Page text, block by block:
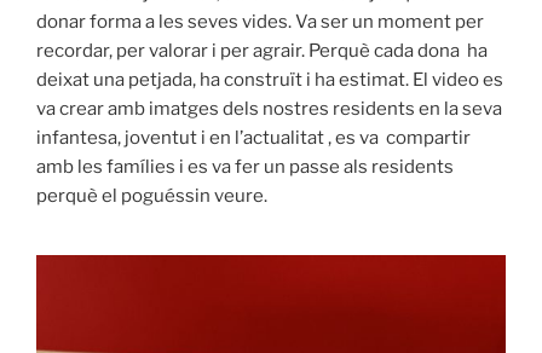
donar forma a les seves vides. Va ser un moment per
recordar, per valorar i per agrair. Perquè cada dona ha
deixat una petjada, ha construït i ha estimat. El video es
va crear amb imatges dels nostres residents en la seva
infantesa, joventut i en l’actualitat , es va compartir
amb les famílies i es va fer un passe als residents
perquè el poguéssin veure.